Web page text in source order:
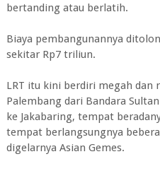
bertanding atau berlatih.
Biaya pembangunannya
sekitar Rp7 triliun.
LRT itu kini berdiri megah dan
Palembang dari Bandara
ke Jakabaring, tempat
tempat berlangsungnya
digelarnya Asian Gemes.